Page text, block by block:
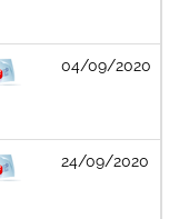
04/09/2020
24/09/2020